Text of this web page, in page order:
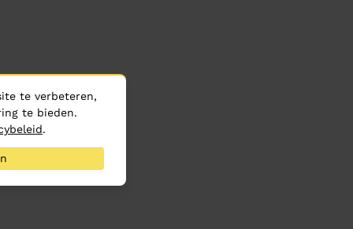
te verbeteren,
te bieden.
.